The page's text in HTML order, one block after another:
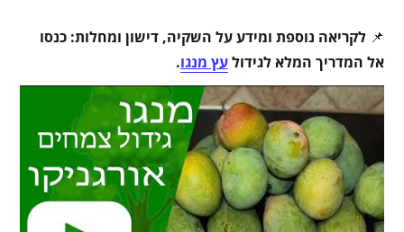
📌לקריאה נוספת ומידע על השקיה, דישון ומחלות: כנסו
אל המדריך המלא לגידולעץ מנגו.